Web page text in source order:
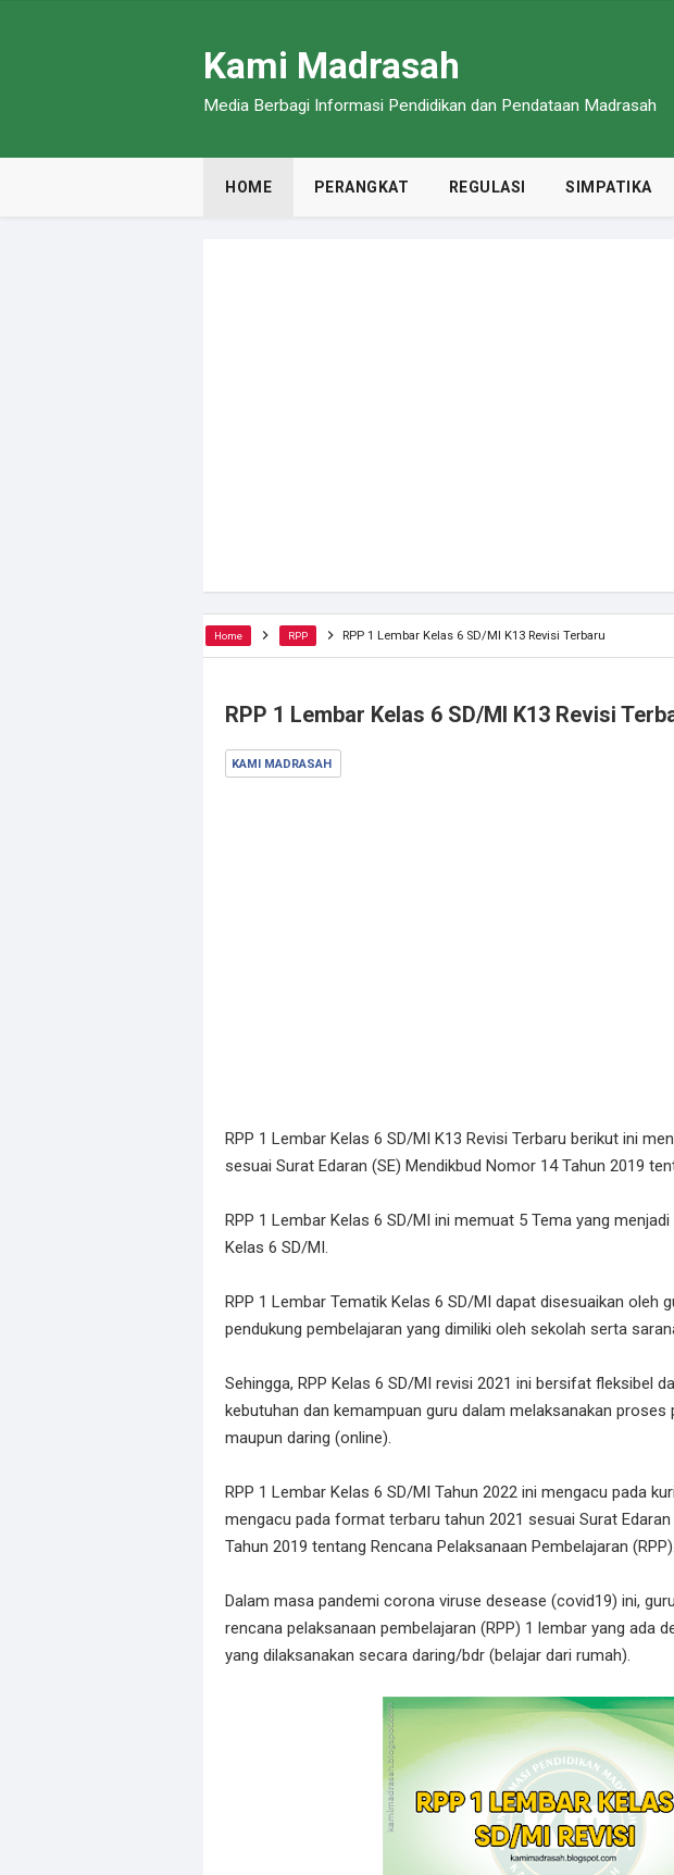
Kami Madrasah
Media Berbagi Informasi Pendidikan dan Pendataan Madrasah
HOME PERANGKAT REGULASI SIMPATIKA
Home RPP RPP 1 Lembar Kelas 6 SD/MI K13 Revisi Terbaru
RPP 1 Lembar Kelas 6 SD/MI K13 Revisi
KAMI MADRASAH
RPP 1 Lembar Kelas 6 SD/MI K13 Revisi Terbaru berikut ini
sesuai Surat Edaran (SE) Mendikbud Nomor 14 Tahun 2019
RPP 1 Lembar Kelas 6 SD/MI ini memuat 5 Tema yang
Kelas 6 SD/MI.
RPP 1 Lembar Tematik Kelas 6 SD/MI dapat disesuaikan oleh
pendukung pembelajaran yang dimiliki oleh sekolah serta
Sehingga, RPP Kelas 6 SD/MI revisi 2021 ini bersifat fleksibel
kebutuhan dan kemampuan guru dalam melaksanakan proses
maupun daring (online).
RPP 1 Lembar Kelas 6 SD/MI Tahun 2022 ini mengacu pada
mengacu pada format terbaru tahun 2021 sesuai Surat
Tahun 2019 tentang Rencana Pelaksanaan Pembelajaran (RPP).
Dalam masa pandemi corona viruse desease (covid19) ini,
rencana pelaksanaan pembelajaran (RPP) 1 lembar yang ada
yang dilaksanakan secara daring/bdr (belajar dari rumah).